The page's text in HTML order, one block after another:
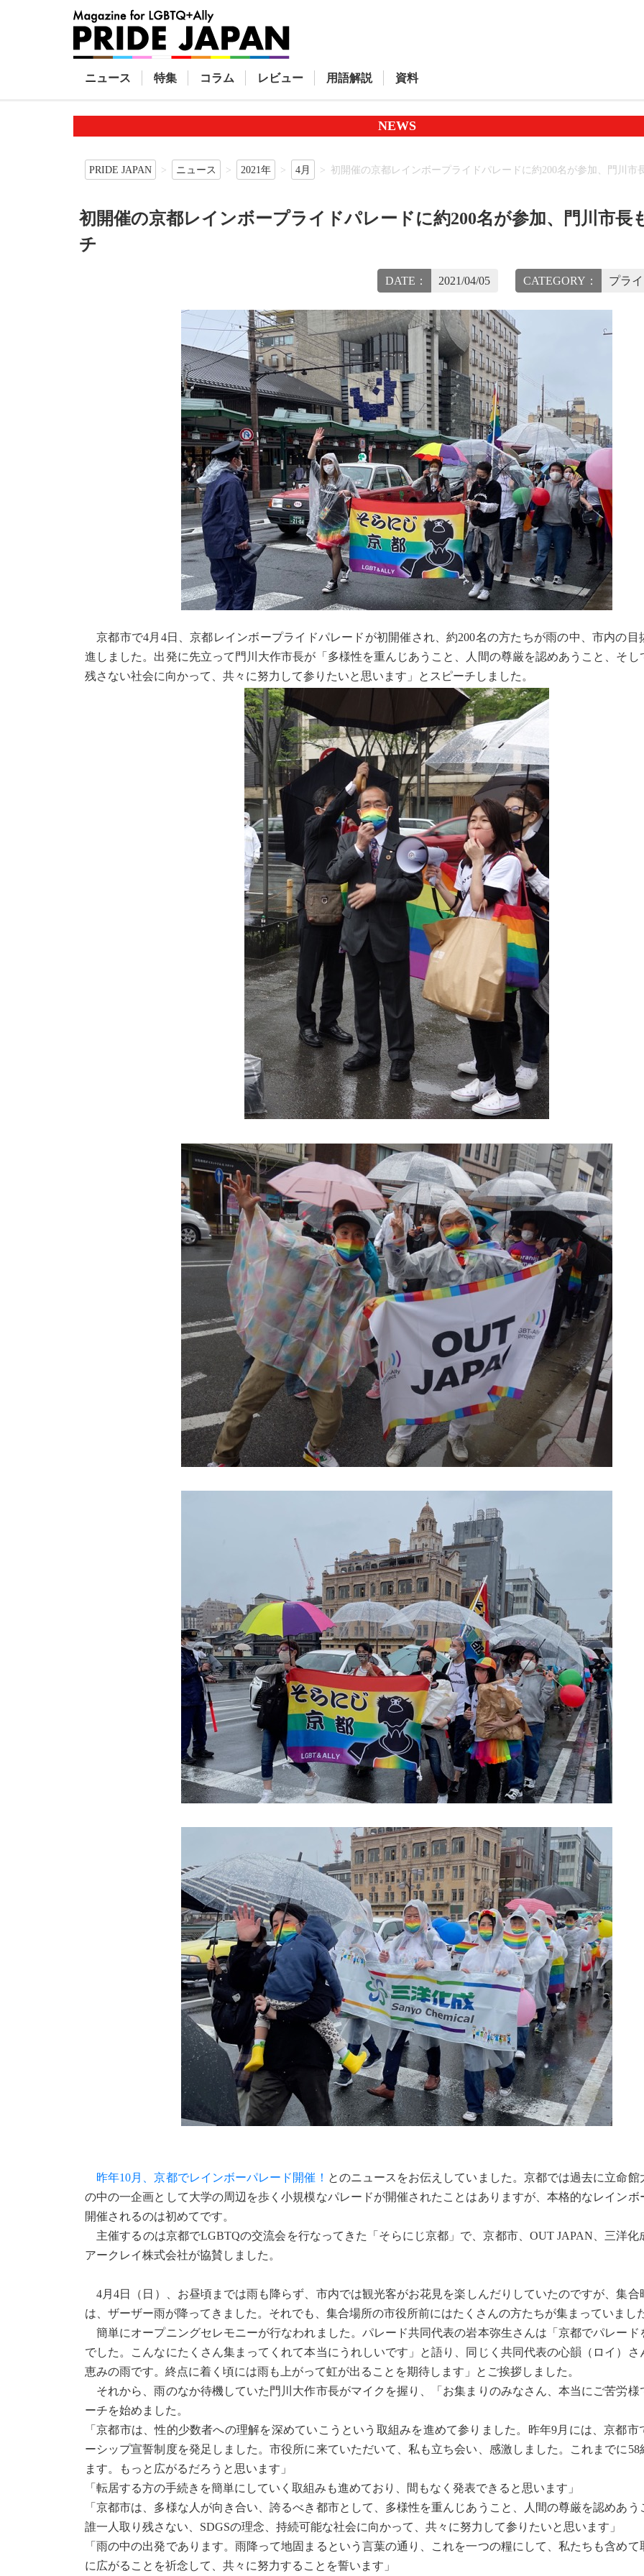
ニュース 特集 コラム レビュー 用語解説 資料
NEWS
PRIDE JAPAN ニュース 2021年 4月 初開催の京都レインボープライドパレードに約200名が参加、門川市
初開催の京都レインボープライドパレードに約200名が参加、門川市長
チ
DATE： 2021/04/05 CATEGORY： プラ
京都市で4月4日、京都レインボープライドパレードが初開催され、約200名の方たちが雨の中、市内の目
進しました。出発に先立って門川大作市長が「多様性を重んじあうこと、人間の尊厳を認めあうこと、そし
残さない社会に向かって、共々に努力して参りたいと思います」とスピーチしました。
昨年10月、京都でレインボーパレード開催！ とのニュースをお伝えしていました。京都では過去に立命館
の中の一企画として大学の周辺を歩く小規模なパレードが開催されたことはありますが、本格的なレインボ
開催されるのは初めてです。
主催するのは京都でLGBTQの交流会を行なってきた「そらにじ京都」で、京都市、OUT JAPAN、三洋化
アークレイ株式会社が協賛しました。
4月4日（日）、お昼頃までは雨も降らず、市内では観光客がお花見を楽しんだりしていたのですが、集合
は、ザーザー雨が降ってきました。それでも、集合場所の市役所前にはたくさんの方たちが集まっていまし
簡単にオープニングセレモニーが行なわれました。パレード共同代表の岩本弥生さんは「京都でパレード
でした。こんなにたくさん集まってくれて本当にうれしいです」と語り、同じく共同代表の心韻（ロイ）さ
恵みの雨です。終点に着く頃には雨も上がって虹が出ることを期待します」とご挨拶しました。
それから、雨のなか待機していた門川大作市長がマイクを握り、「お集まりのみなさん、本当にご苦労様
ーチを始めました。
「京都市は、性的少数者への理解を深めていこうという取組みを進めて参りました。昨年9月には、京都市
ーシップ宣誓制度を発足しました。市役所に来ていただいて、私も立ち会い、感激しました。これまでに58
ます。もっと広がるだろうと思います」
「転居する方の手続きを簡単にしていく取組みも進めており、間もなく発表できると思います」
「京都市は、多様な人が向き合い、誇るべき都市として、多様性を重んじあうこと、人間の尊厳を認めあう
誰一人取り残さない、SDGSの理念、持続可能な社会に向かって、共々に努力して参りたいと思います」
「雨の中の出発であります。雨降って地固まるという言葉の通り、これを一つの糧にして、私たちも含めて
に広がることを祈念して、共々に努力することを誓います」